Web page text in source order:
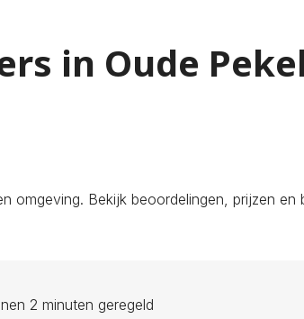
in Oude
omgeving. Bekijk beoordelingen, prijzen en
2 minuten geregeld